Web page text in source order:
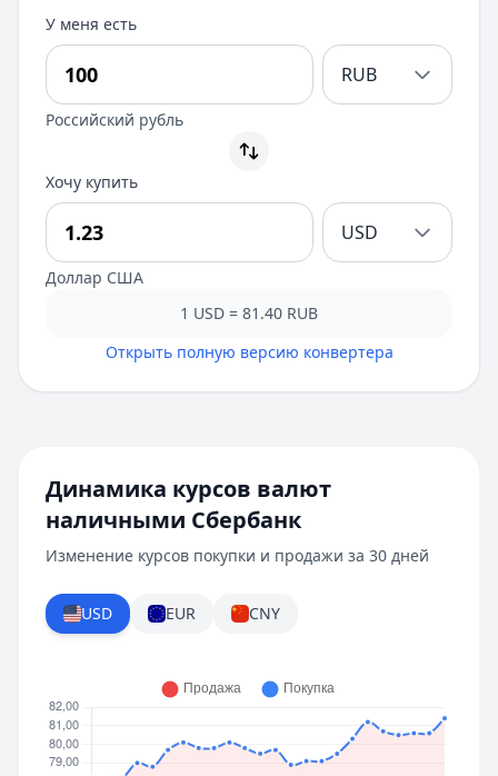
У меня есть
RUB
Российский рубль
Хочу купить
USD
Доллар США
1 USD = 81.40 RUB
Открыть полную версию конвертера
Динамика курсов валют
наличными Сбербанк
Изменение курсов покупки и продажи за 30 дней
USD EUR CNY